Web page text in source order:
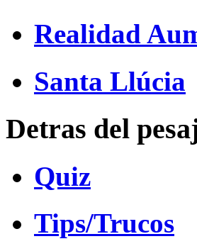
Realidad
Santa Llúcia
Detras del
Quiz
Tips/Trucos